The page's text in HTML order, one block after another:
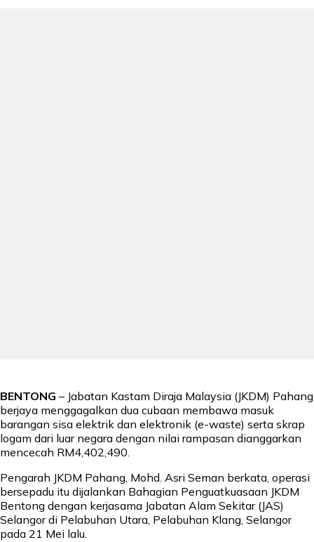
BENTONG – Jabatan Kastam Diraja Malaysia (JKDM) Pahang
berjaya menggagalkan dua cubaan membawa masuk
barangan sisa elektrik dan elektronik (e-waste) serta skrap
logam dari luar negara dengan nilai rampasan dianggarkan
mencecah RM4,402,490.
Pengarah JKDM Pahang, Mohd. Asri Seman berkata, operasi
bersepadu itu dijalankan Bahagian Penguatkuasaan JKDM
Bentong dengan kerjasama Jabatan Alam Sekitar (JAS)
Selangor di Pelabuhan Utara, Pelabuhan Klang, Selangor
pada 21 Mei lalu.